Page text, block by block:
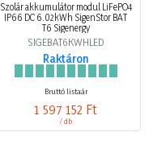
Szolár akkumulátor modul LiFePO4
IP66 DC 6.02kWh SigenStor BAT
T6 Sigenergy
SIGEBAT6KWHLED
Raktáron
Bruttó listaár
1 597 152 Ft
/ db